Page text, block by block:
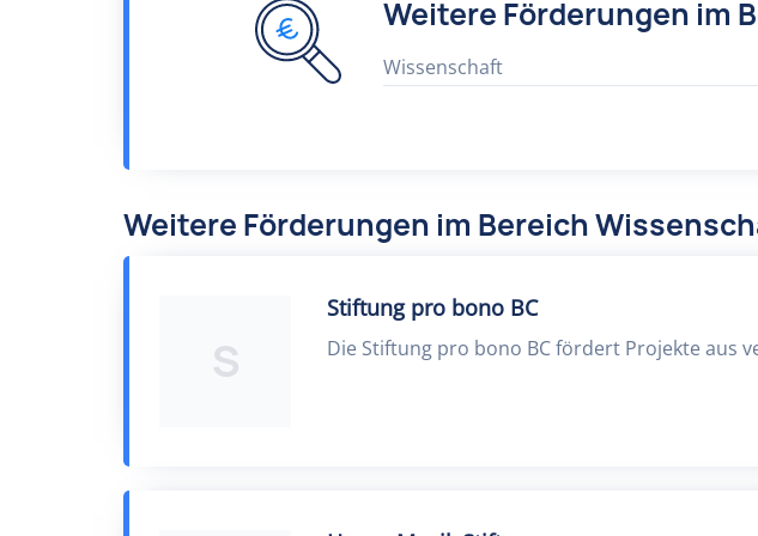
Weitere Förderungen im
Wissenschaft
Weitere Förderungen im Bereich
S
Stiftung pro bono BC
Die Stiftung pro bono BC fördert Projekte aus